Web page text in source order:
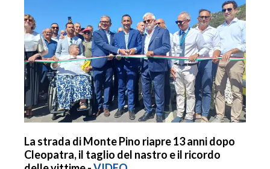
La strada di Monte Pino riapre 13 anni dopo
Cleopatra, il taglio del nastro e il ricordo